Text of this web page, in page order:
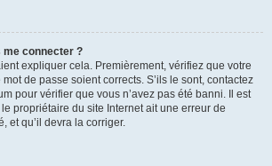
me connecter ?
expliquer cela. Premièrement, vérifiez que votre
de passe soient corrects. S’ils le sont, contactez
pour vérifier que vous n’avez pas été banni. Il est
propriétaire du site Internet ait une erreur de
et qu’il devra la corriger.